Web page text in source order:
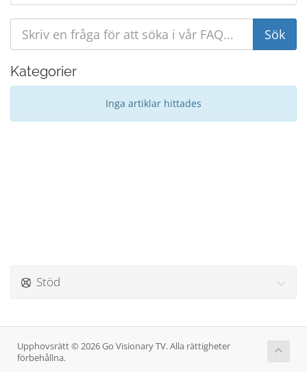
Kategorier
Inga artiklar hittades
Stöd
Upphovsrätt © 2026 Go Visionary TV. Alla rättigheter
förbehållna.